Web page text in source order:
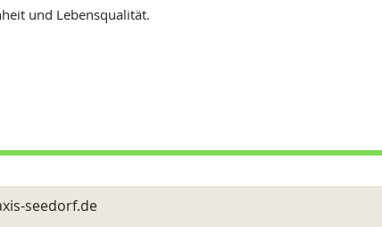
und Lebensqualität.
seedorf.de